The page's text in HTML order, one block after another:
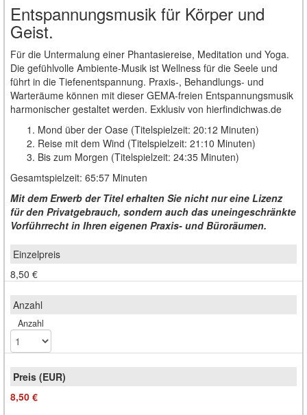
Entspannungsmusik für Körper und
Geist.
Für die Untermalung einer Phantasiereise, Meditation und Yoga.
Die gefühlvolle Ambiente-Musik ist Wellness für die Seele und
führt in die Tiefenentspannung. Praxis-, Behandlungs- und
Warteräume können mit dieser GEMA-freien Entspannungsmusik
harmonischer gestaltet werden. Exklusiv von hierfindichwas.de
Mond über der Oase (Titelspielzeit: 20:12 Minuten)
Reise mit dem Wind (Titelspielzeit: 21:10 Minuten)
Bis zum Morgen (Titelspielzeit: 24:35 Minuten)
Gesamtspielzeit: 65:57 Minuten
Mit dem Erwerb der Titel erhalten Sie nicht nur eine Lizenz
für den Privatgebrauch, sondern auch das uneingeschränkte
Vorführrecht in Ihren eigenen Praxis- und Büroräumen.
8,50 €
Anzahl
8,50 €